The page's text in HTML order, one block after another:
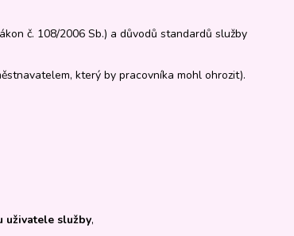
č. 108/2006 Sb.) a důvodů standardů služby
který by pracovníka mohl ohrozit).
uživatele služby,